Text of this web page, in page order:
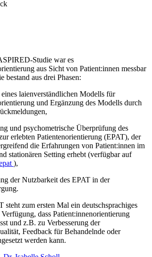
Studie war es
aus Sicht von Patient:innen messbar
bestand aus drei Phasen:
laienverständlichen Modells für
und Ergänzung des Modells durch
und psychometrische Überprüfung des
erlebten Patientenorientierung (EPAT), der
die Erfahrungen von Patient:innen im
stationären Setting erhebt (verfügbar auf
),
der Nutzbarkeit des EPAT in der
steht zum ersten Mal ein deutschsprachiges
dass Patient:innenorientierung
und z.B. zu Verbesserung der
Feedback für Behandelnde oder
werden kann.